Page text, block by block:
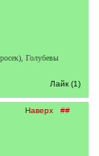
Голубевы
Лайк (1)
Наверх ##